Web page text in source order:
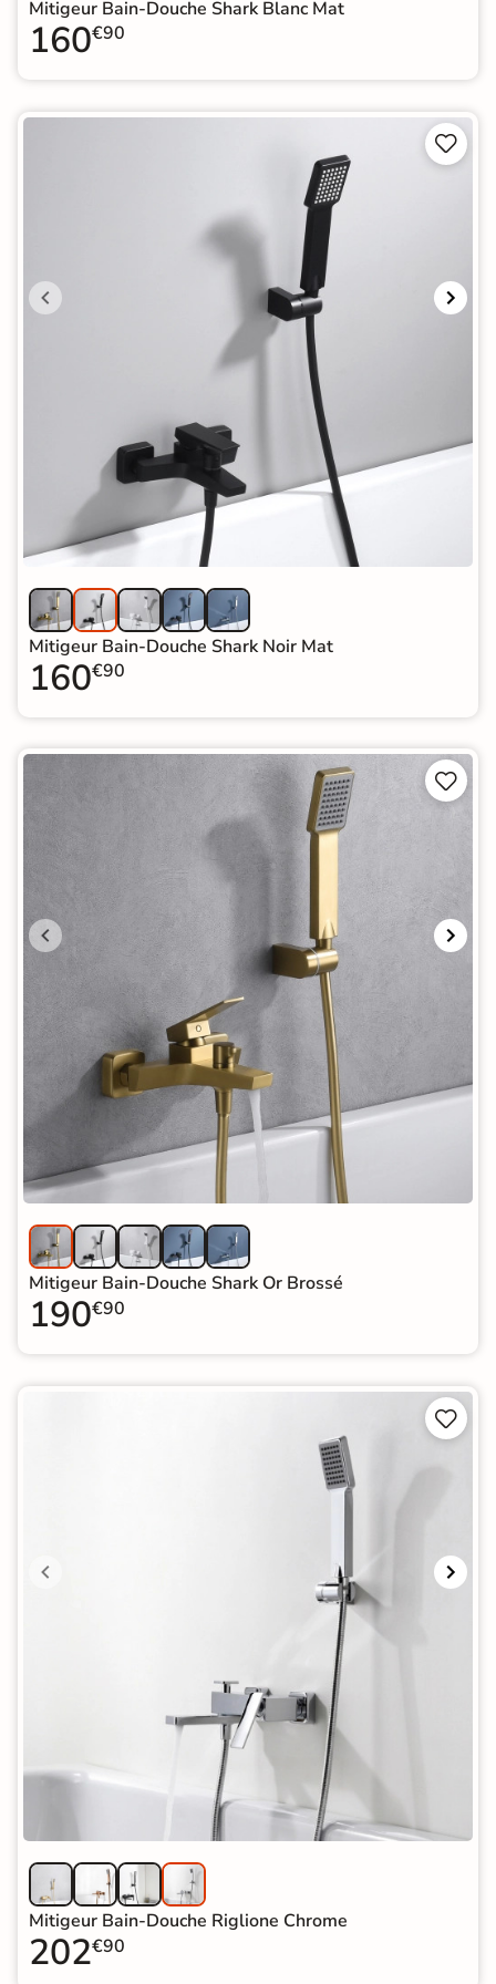
Mitigeur Bain-Douche Shark Blanc Mat
160€90


Mitigeur Bain-Douche Shark Noir Mat
160€90


Mitigeur Bain-Douche Shark Or Brossé
190€90


Mitigeur Bain-Douche Riglione Chrome
202€90